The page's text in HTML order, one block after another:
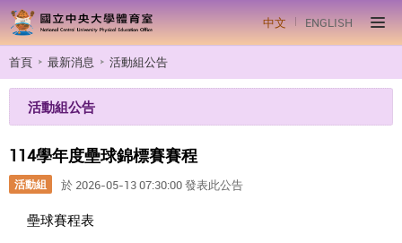
中文 ENGLISH
首頁 最新消息 活動組公告
活動組公告
114學年度壘球錦標賽賽程
活動組 於 2026-05-13 07:30:00 發表此公告
壘球賽程表